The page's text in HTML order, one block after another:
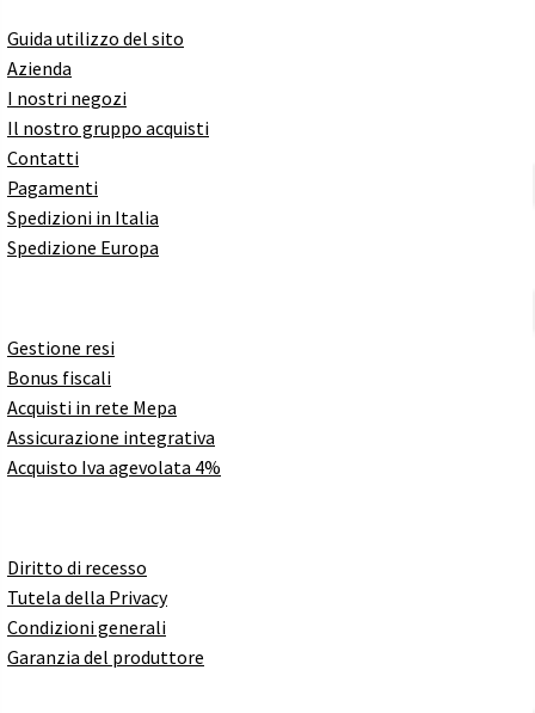
Guida utilizzo del sito
Azienda
I nostri negozi
Il nostro gruppo acquisti
Contatti
Pagamenti
Spedizioni in Italia
Spedizione Europa
Gestione resi
Bonus fiscali
Acquisti in rete Mepa
Assicurazione integrativa
Acquisto Iva agevolata 4%
Diritto di recesso
Tutela della Privacy
Condizioni generali
Garanzia del produttore